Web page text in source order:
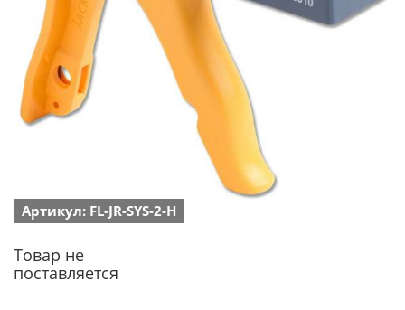
Артикул: FL-JR-SYS-2-H
Товар не
поставляется